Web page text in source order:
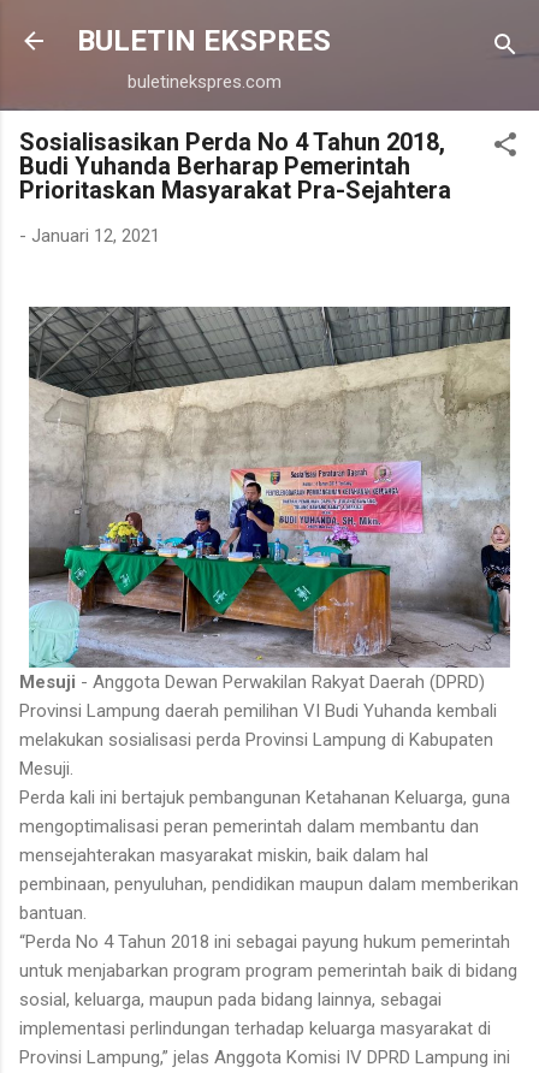
Langsung ke konten utama
BULETIN EKSPRES
buletinekspres.com
Sosialisasikan Perda No 4 Tahun 2018,
Budi Yuhanda Berharap Pemerintah
Prioritaskan Masyarakat Pra-Sejahtera
- Januari 12, 2021
Mesuji - Anggota Dewan Perwakilan Rakyat Daerah (DPRD)
Provinsi Lampung daerah pemilihan VI Budi Yuhanda kembali
melakukan sosialisasi perda Provinsi Lampung di Kabupaten
Mesuji.
Perda kali ini bertajuk pembangunan Ketahanan Keluarga, guna
mengoptimalisasi peran pemerintah dalam membantu dan
mensejahterakan masyarakat miskin, baik dalam hal
pembinaan, penyuluhan, pendidikan maupun dalam memberikan
bantuan.
“Perda No 4 Tahun 2018 ini sebagai payung hukum pemerintah
untuk menjabarkan program program pemerintah baik di bidang
sosial, keluarga, maupun pada bidang lainnya, sebagai
implementasi perlindungan terhadap keluarga masyarakat di
Provinsi Lampung,” jelas Anggota Komisi IV DPRD Lampung ini